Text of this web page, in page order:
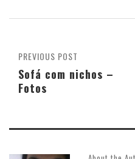
PREVIOUS POST
Sofá com nichos –
Fotos